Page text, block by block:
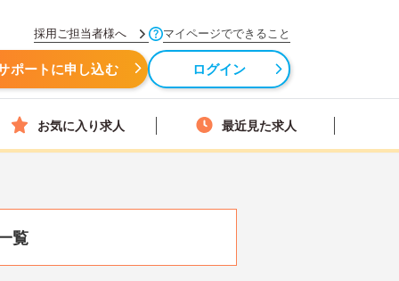
採用ご担当者様へ マイページでできること
ポートに申し込む ログイン
お気に入り求人 最近見た求人
覧